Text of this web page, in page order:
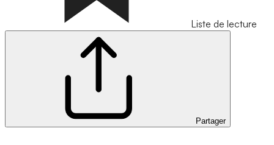
Liste de lecture
Partager